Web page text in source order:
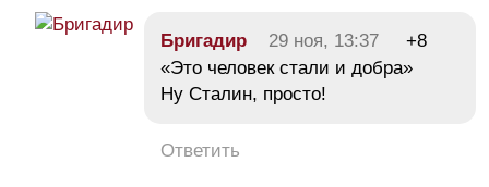
Бригадир 29 ноя, 13:37
+8
«Это человек стали и добра»
Ну Сталин, просто!
Ответить